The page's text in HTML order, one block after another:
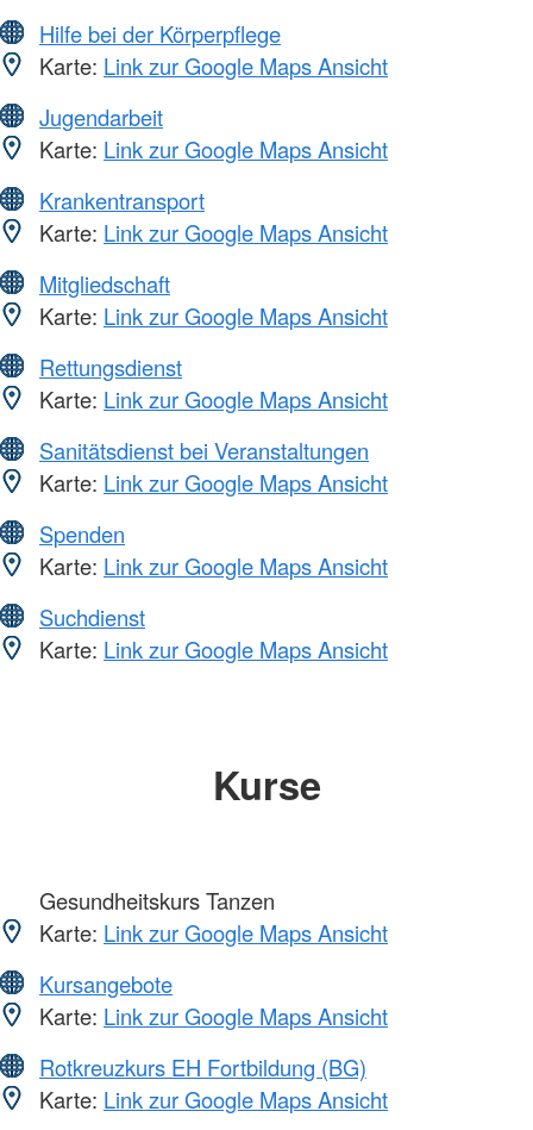
Hilfe bei der Körperpflege
Karte: Link zur Google Maps Ansicht
Jugendarbeit
Karte: Link zur Google Maps Ansicht
Krankentransport
Karte: Link zur Google Maps Ansicht
Mitgliedschaft
Karte: Link zur Google Maps Ansicht
Rettungsdienst
Karte: Link zur Google Maps Ansicht
Sanitätsdienst bei Veranstaltungen
Karte: Link zur Google Maps Ansicht
Spenden
Karte: Link zur Google Maps Ansicht
Suchdienst
Karte: Link zur Google Maps Ansicht
Kurse
Gesundheitskurs Tanzen
Karte: Link zur Google Maps Ansicht
Kursangebote
Karte: Link zur Google Maps Ansicht
Rotkreuzkurs EH Fortbildung (BG)
Karte: Link zur Google Maps Ansicht